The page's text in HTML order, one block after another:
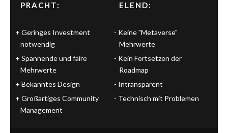
PRACHT:
Geringes Investment
notwendig
Spannende und faire
Mehrwerte
Bekanntes Design
Großartiges Community
Management
ELEND:
Keine "Metaverse"
Mehrwerte
Kein Fortsetzen der
Roadmap
Intransparent
Technisch mit Problemen